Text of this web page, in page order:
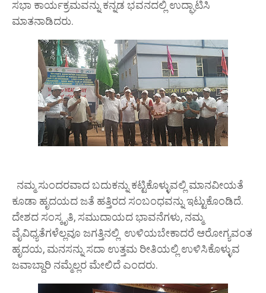
ಸಭಾ ಕಾರ್ಯಕ್ರಮವನ್ನು ಕನ್ನಡ ಭವನದಲ್ಲಿ ಉದ್ಘಾಟಿಸಿ
ಮಾತನಾಡಿದರು.
ನಮ್ಮ ಸುಂದರವಾದ ಬದುಕನ್ನು ಕಟ್ಟಿಕೊಳ್ಳುವಲ್ಲಿ ಮಾನವೀಯತೆ
ಕೂಡಾ ಹೃದಯದ ಜತೆ ಹತ್ತಿರದ ಸಂಬಂಧವನ್ನು ಇಟ್ಟುಕೊಂಡಿದೆ.
ದೇಶದ ಸಂಸ್ಕೃತಿ, ಸಮುದಾಯದ ಭಾವನೆಗಳು, ನಮ್ಮ
ವೈವಿಧ್ಯತೆಗಳೆಲ್ಲವೂ ಜಗತ್ತಿನಲ್ಲಿ ಉಳಿಯಬೇಕಾದರೆ ಆರೋಗ್ಯವಂತ
ಹೃದಯ, ಮನಸನ್ನು ಸದಾ ಉತ್ತಮ ರೀತಿಯಲ್ಲಿ ಉಳಿಸಿಕೊಳ್ಳುವ
ಜವಾಬ್ದಾರಿ ನಮ್ಮೆಲ್ಲರ ಮೇಲಿದೆ ಎಂದರು.